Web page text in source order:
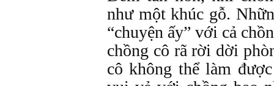
như một khúc gỗ.
“chuyện ấy” với cả
chồng cô rã rời dời
cô không thể làm